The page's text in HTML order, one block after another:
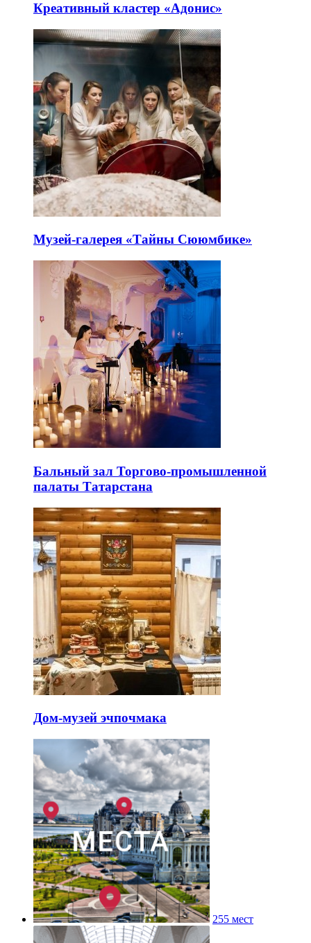
Креативный кластер «Адонис»
Музей-галерея «Тайны Сююмбике»
Бальный зал Торгово-промышленной
палаты Татарстана
Дом-музей эчпочмака
255 мест